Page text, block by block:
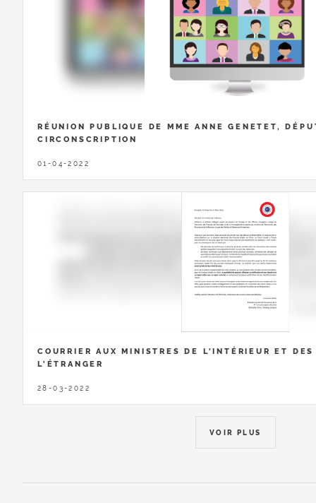
RÉUNION PUBLIQUE DE MME ANNE GENETET,
CIRCONSCRIPTION
01-04-2022
COURRIER AUX MINISTRES DE L'INTÉRIEUR ET
L'ÉTRANGER
28-03-2022
VOIR PLUS